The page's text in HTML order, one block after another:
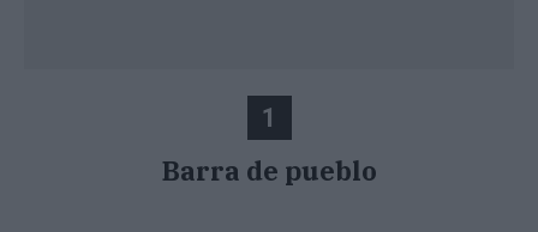
1
Barra de pueblo